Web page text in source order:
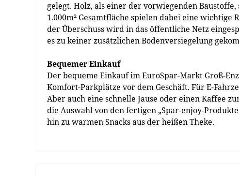
gelegt. Holz, als einer der vorwiegenden
1.000m² Gesamtfläche spielen dabei eine
der Überschuss wird in das öffentliche Netz
es zu keiner zusätzlichen Bodenversiegelung
Bequemer Einkauf
Der bequeme Einkauf im EuroSpar-Markt Groß-
Komfort-Parkplätze vor dem Geschäft. Für E-
Aber auch eine schnelle Jause oder einen Kaffee
die Auswahl von den fertigen „Spar-enjoy-
hin zu warmen Snacks aus der heißen Theke.